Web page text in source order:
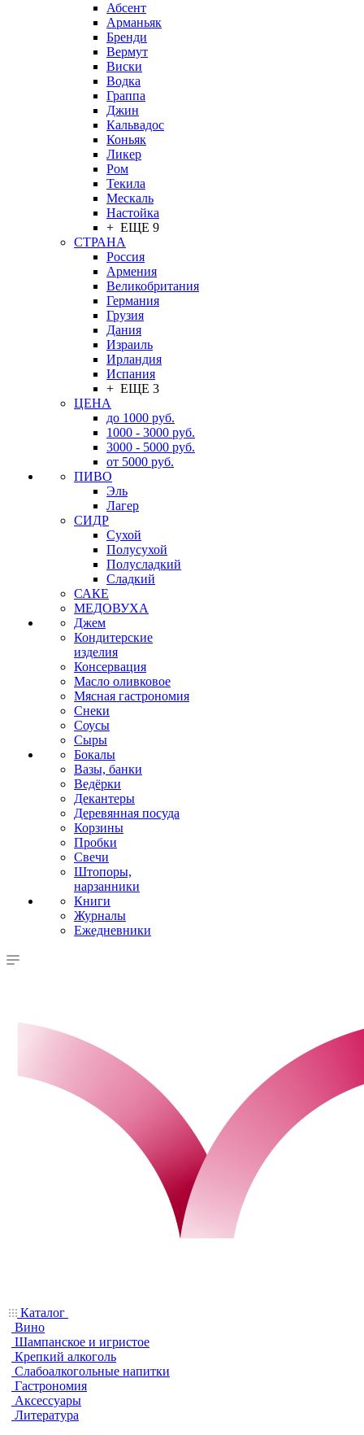
Абсент
Арманьяк
Бренди
Вермут
Виски
Водка
Граппа
Джин
Кальвадос
Коньяк
Ликер
Ром
Текила
Мескаль
Настойка
+ ЕЩЕ 9
СТРАНА
Россия
Армения
Великобритания
Германия
Грузия
Дания
Израиль
Ирландия
Испания
+ ЕЩЕ 3
ЦЕНА
до 1000 руб.
1000 - 3000 руб.
3000 - 5000 руб.
от 5000 руб.
ПИВО
Эль
Лагер
СИДР
Сухой
Полусухой
Полусладкий
Сладкий
САКЕ
МЕДОВУХА
Джем
Кондитерские
изделия
Консервация
Масло оливковое
Мясная гастрономия
Снеки
Соусы
Сыры
Бокалы
Вазы, банки
Ведёрки
Декантеры
Деревянная посуда
Корзины
Пробки
Свечи
Штопоры,
нарзанники
Книги
Журналы
Ежедневники
Каталог
Вино
Шампанское и игристое
Крепкий алкоголь
Слабоалкогольные напитки
Гастрономия
Аксессуары
Литература